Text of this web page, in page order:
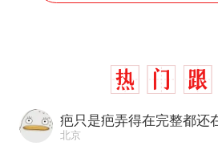
疤只是疤弄得在完整都还
北京